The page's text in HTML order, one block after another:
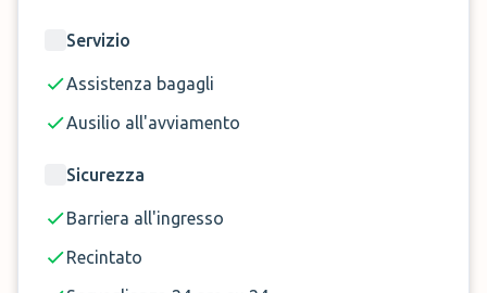
Servizio
Assistenza bagagli
Ausilio all'avviamento
Sicurezza
Barriera all'ingresso
Recintato